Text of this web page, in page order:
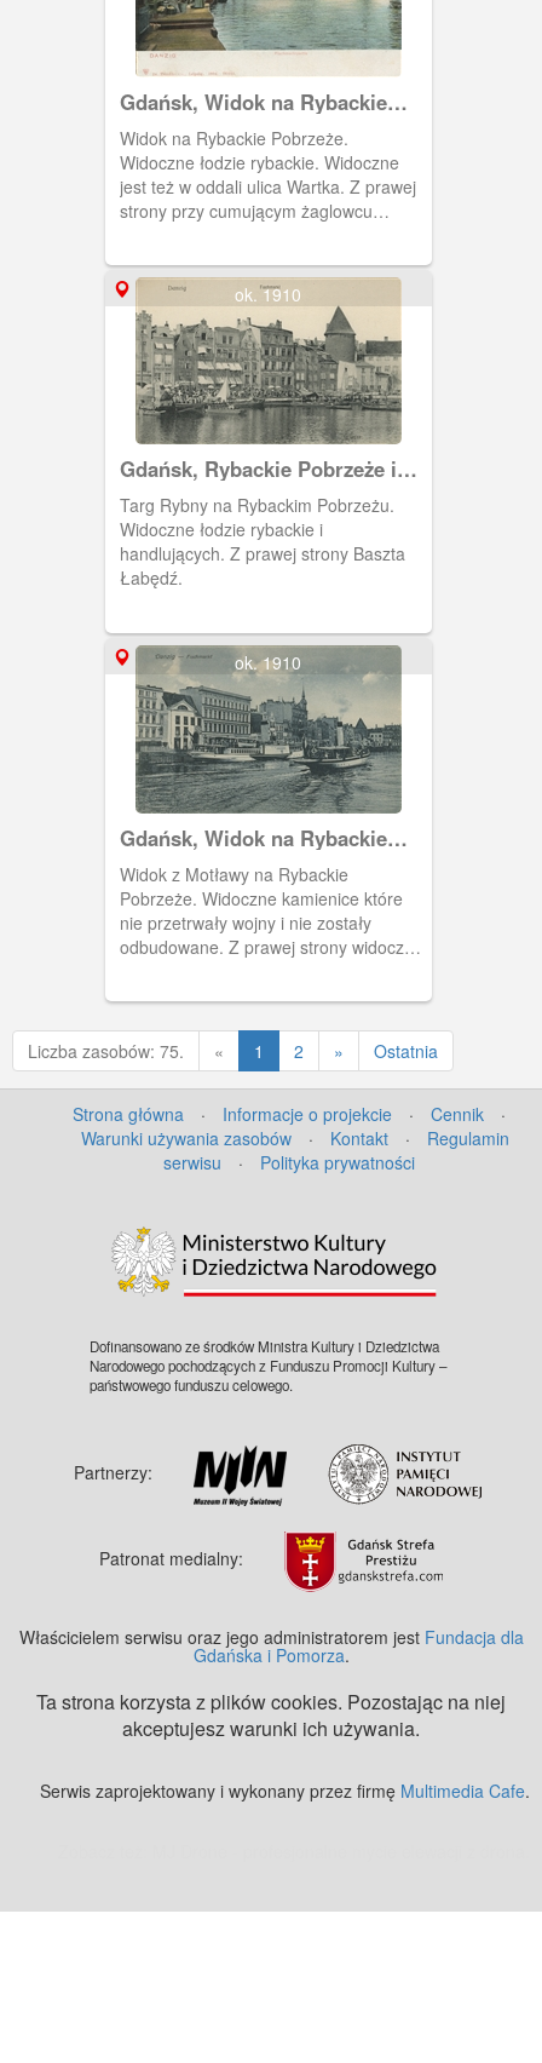
Gdańsk, Widok na Rybackie
Pobrzeże
Widok na Rybackie Pobrzeże.
Widoczne łodzie rybackie. Widoczne
jest też w oddali ulica Wartka. Z prawej
strony przy cumującym żaglowcu
ok. 1910
Gdańsk, Rybackie Pobrzeże i
Targ Rybny
Targ Rybny na Rybackim Pobrzeżu.
Widoczne łodzie rybackie i
handlujących. Z prawej strony Baszta
Łabędź.
ok. 1910
Gdańsk, Widok na Rybackie
Pobrzeże
Widok z Motławy na Rybackie
Pobrzeże. Widoczne kamienice które
nie przetrwały wojny i nie zostały
odbudowane. Z prawej strony widoczna
Liczba zasobów: 75. « Poprzednia
1 2 » Ostatnia
Strona główna · Informacje o projekcie · Cennik
·
Warunki używania zasobów
· Kontakt ·
Regulamin
serwisu
· Polityka prywatności
Dofinansowano ze środków Ministra Kultury i Dziedzictwa
Narodowego pochodzących z Funduszu Promocji Kultury –
państwowego funduszu celowego.
Partnerzy:
Patronat medialny:
Właścicielem serwisu oraz jego administratorem jest Fundacja dla
Gdańska i Pomorza.
Ta strona korzysta z plików cookies. Pozostając na niej
akceptujesz warunki ich używania.
Serwis zaprojektowany i wykonany przez firmę Multimedia Cafe.